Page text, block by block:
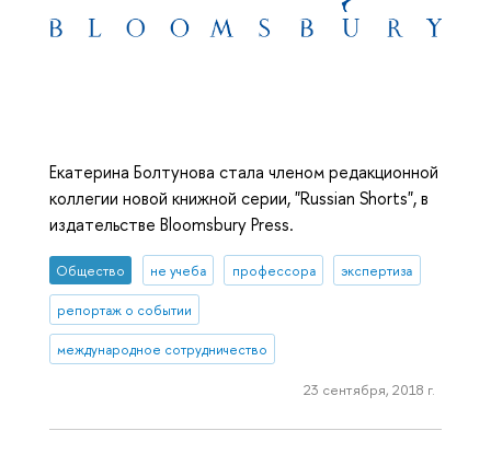
Екатерина Болтунова стала членом редакционной
коллегии новой книжной серии, "Russian Shorts", в
издательстве Bloomsbury Press.
Общество не учеба профессора экспертиза
репортаж о событии
международное сотрудничество
23 сентября, 2018 г.